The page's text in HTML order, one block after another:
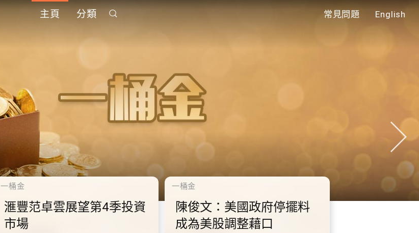
主頁 分類 常見問題 English
千禧年代
10.2.2 2028年底前當局提
供額外3000支高速充電樁
千禧年代
10.2.3 2028年底前當局提
供額外3000支高速充電樁